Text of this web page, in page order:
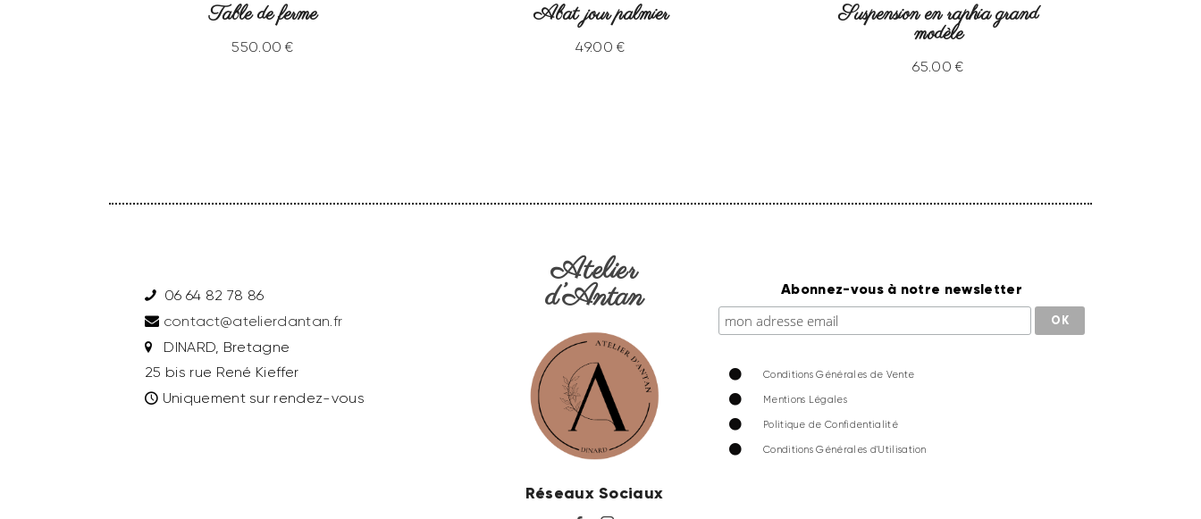
Table de ferme
550.00 €
Abat jour palmier
49.00 €
Suspension en raphia grand
modèle
65.00 €
06 64 82 78 86
contact@atelierdantan.fr
DINARD, Bretagne
25 bis rue René Kieffer
Uniquement sur rendez-vous
Atelier
d’Antan
Réseaux Sociaux
Abonnez-vous à notre newsletter
Conditions Générales de Vente
Mentions Légales
Politique de Confidentialité
Conditions Générales d'Utilisation